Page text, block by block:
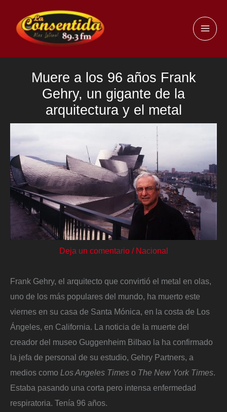
contenido
Muere a los 96 años Frank
Gehry, un gigante de la
arquitectura y el metal
Deja un comentario / Nacional
Frank Gehry, el arquitecto que convirtió el metal en olas,
uno de los más populares del mundo, ha muerto este
viernes en su casa de Santa Mónica, en la costa de Los
Ángeles, en California. La noticia de la muerte del
creador del museo Guggenheim Bilbao la ha confirmado
la jefa de personal de su estudio, Gehry Partners, a
medios como Los Angeles Times o The New York Times.
Estaba pasando una corta pero intensa enfermedad
respiratoria. Tenía 96 años.